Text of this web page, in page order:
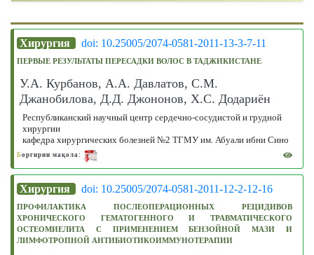
Хирургия doi: 10.25005/2074-0581-2011-13-3-7-11
ПЕРВЫЕ РЕЗУЛЬТАТЫ ПЕРЕСАДКИ ВОЛОС В ТАДЖИКИСТАНЕ
У.А. Курбанов, А.А. Давлатов, С.М.
Джанобилова, Д.Д. Джононов, Х.С. Додариён
Республиканский научный центр сердечно-сосудистой и грудной
хирургии
кафедра хирургических болезней №2 ТГМУ им. Абуали ибни Сино
Боргирии мақола:
Хирургия doi: 10.25005/2074-0581-2011-12-2-12-16
ПРОФИЛАКТИКА ПОСЛЕОПЕРАЦИОННЫХ РЕЦИДИВОВ
ХРОНИЧЕСКОГО ГЕМАТОГЕННОГО И ТРАВМАТИЧЕСКОГО
ОСТЕОМИЕЛИТА С ПРИМЕНЕНИЕМ БЕНЗОЙНОЙ МАЗИ И
ЛИМФОТРОПНОЙ АНТИБИОТИКОИММУНОТЕРАПИИ